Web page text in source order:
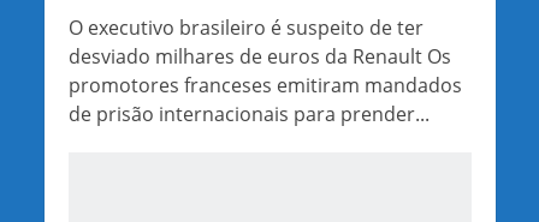
O executivo brasileiro é suspeito de ter
desviado milhares de euros da Renault Os
promotores franceses emitiram mandados
de prisão internacionais para prender...